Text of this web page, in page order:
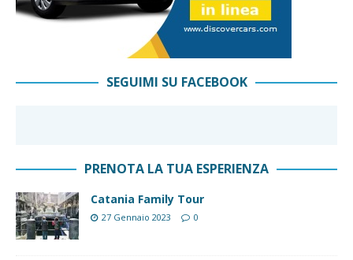
SEGUIMI SU FACEBOOK
PRENOTA LA TUA ESPERIENZA
Catania Family Tour
27 Gennaio 2023 0